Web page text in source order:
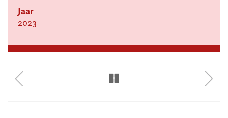
Jaar
2023
Planmatig
Groot